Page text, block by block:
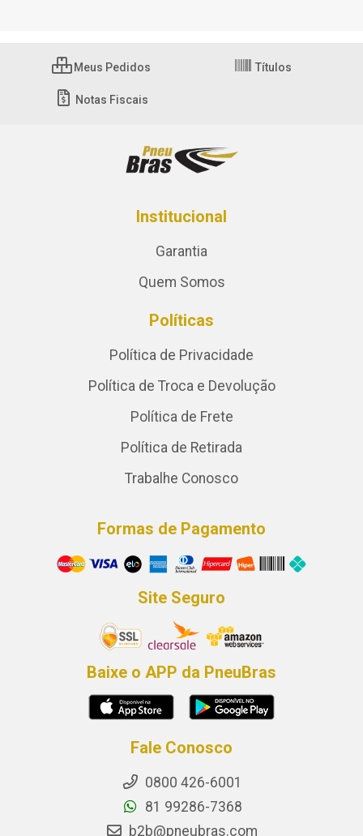
Meus Pedidos Títulos
Notas Fiscais
Institucional
Garantia
Quem Somos
Políticas
Política de Privacidade
Política de Troca e Devolução
Política de Frete
Política de Retirada
Trabalhe Conosco
Formas de Pagamento
Site Seguro
Baixe o APP da PneuBras
Fale Conosco
0800 426-6001
81 99286-7368
b2b@pneubras.com